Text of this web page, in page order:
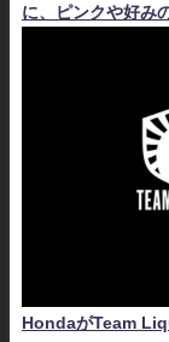
に、ピンクや好み
HondaがTeam